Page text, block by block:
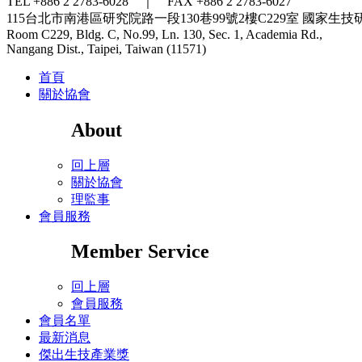
115台北市南港區研究院路一段130巷99號2樓C229室 國家生技
Room C229, Bldg. C, No.99, Ln. 130, Sec. 1, Academia Rd.,
Nangang Dist., Taipei, Taiwan (11571)
首頁
關於協會
About
回上層
關於協會
理監事
會員服務
Member Service
回上層
會員服務
會員名單
最新消息
傑出生技產業獎